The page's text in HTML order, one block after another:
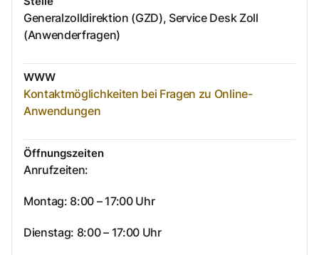
Generalzolldirektion (GZD), Service Desk Zoll
(Anwenderfragen)
WWW
Kontaktmöglichkeiten bei Fragen zu Online-
Anwendungen
Öffnungszeiten
Anrufzeiten:
Montag: 8:00 – 17:00 Uhr
Dienstag: 8:00 – 17:00 Uhr